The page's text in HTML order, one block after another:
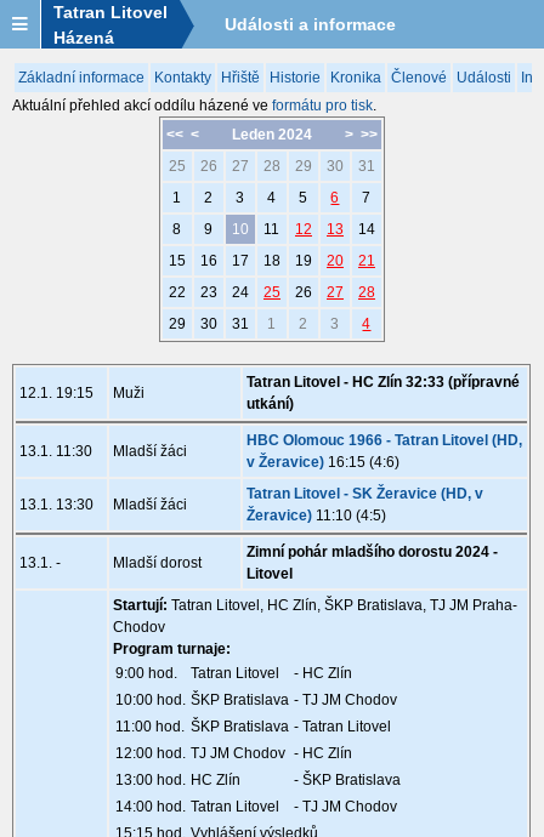
Tatran Litovel
Házená
Události a informace
Základní informace Kontakty Hřiště Historie Kronika Členové Události
Aktuální přehled akcí oddílu házené ve formátu pro tisk.
<< < > >>
Leden 2024
25
26 27 28 29 30
31
1
2 3 4 5 6
7
8
9 10 11 12 13
14
15
16 17 18 19 20
21
22
23 24 25 26 27
28
29
30 31 1 2 3 4
12.1. 19:15 Muži
Tatran Litovel - HC Zlín 32:33 (přípravné
utkání)
13.1. 11:30 Mladší žáci
HBC Olomouc 1966 - Tatran Litovel (HD,
v Žeravice) 16:15 (4:6)
13.1. 13:30 Mladší žáci
Tatran Litovel - SK Žeravice (HD, v
Žeravice) 11:10 (4:5)
13.1. - Mladší dorost
Zimní pohár mladšího dorostu 2024 -
Litovel
Startují:Tatran Litovel, HC Zlín, ŠKP Bratislava, TJ JM Praha-
Chodov
Program turnaje:
9:00 hod.
Tatran Litovel
- HC Zlín
10:00 hod. ŠKP Bratislava - TJ JM Chodov
11:00 hod. ŠKP Bratislava - Tatran Litovel
12:00 hod. TJ JM Chodov - HC Zlín
13:00 hod. HC Zlín
- ŠKP Bratislava
14:00 hod. Tatran Litovel
- TJ JM Chodov
15:15 hod. Vyhlášení výsledků